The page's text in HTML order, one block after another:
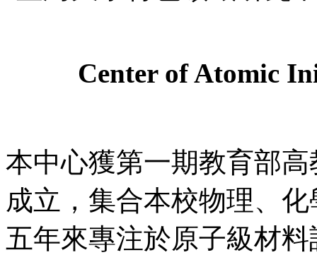
Center of Atomic
本中心獲第一期教育部
成立，集合本校物理、
五年來專注於原子級材